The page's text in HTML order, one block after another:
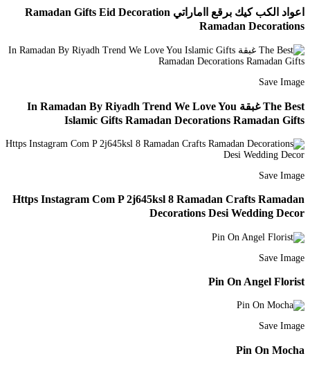
اعواد الكب كيك برقع ااماراتي Ramadan Gifts Eid Decoration
Ramadan Decorations
Save Image
The Best غبقة In Ramadan By Riyadh Trend We Love You
Islamic Gifts Ramadan Decorations Ramadan Gifts
Save Image
Https Instagram Com P 2j645ksl 8 Ramadan Crafts Ramadan
Decorations Desi Wedding Decor
Save Image
Pin On Angel Florist
Save Image
Pin On Mocha